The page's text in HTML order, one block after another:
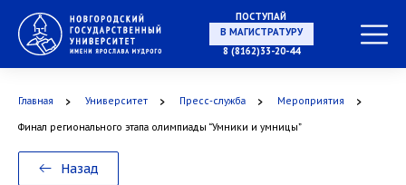
ПОСТУПАЙ
В МАГИСТРАТУРУ
В АСПИРАНТУРУ
8 (8162)33-20-44
Главная Университет Пресс-служба Мероприятия
Финал регионального этапа олимпиады “Умники и умницы”
Назад